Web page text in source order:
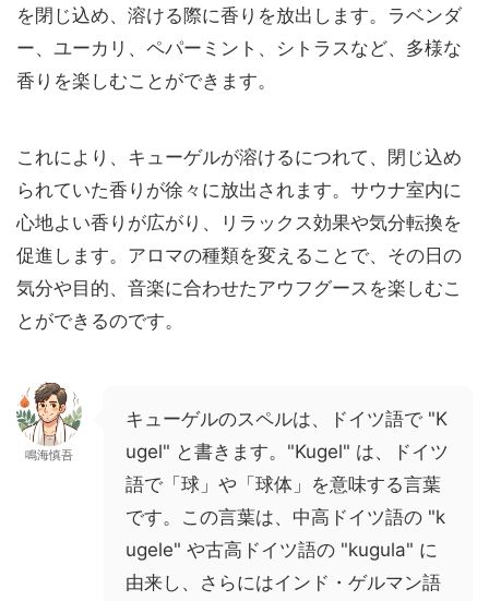
を閉じ込め、溶ける際に香りを放出します。ラベンダ
ー、ユーカリ、ペパーミント、シトラスなど、多様な
香りを楽しむことができます。
これにより、キューゲルが溶けるにつれて、閉じ込め
られていた香りが徐々に放出されます。サウナ室内に
心地よい香りが広がり、リラックス効果や気分転換を
促進します。アロマの種類を変えることで、その日の
気分や目的、音楽に合わせたアウフグースを楽しむこ
とができるのです。
鳴海慎吾
キューゲルのスペルは、ドイツ語で "K
ugel" と書きます。"Kugel" は、ドイツ
語で「球」や「球体」を意味する言葉
です。この言葉は、中高ドイツ語の "k
ugele" や古高ドイツ語の "kugula" に
由来し、さらにはインド・ゲルマン語